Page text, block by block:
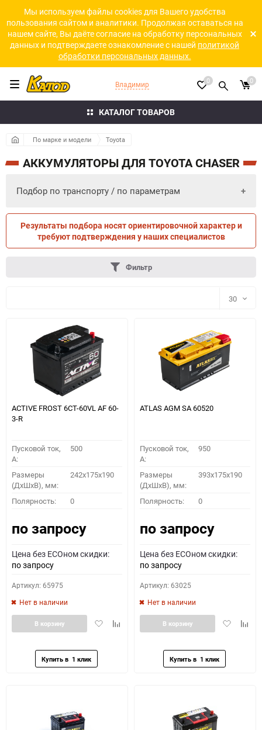
Мы используем файлы cookies для Вашего удобства
пользования сайтом и аналитики. Продолжая оставаться на
нашем сайте, Вы даёте согласие на обработку персональных
данных и подтверждаете ознакомление с нашей политикой
обработки персональных данных.
КАТАЛОГ ТОВАРОВ
Владимир 0 0
По марке и модели Toyota
АККУМУЛЯТОРЫ ДЛЯ TOYOTA CHASER
Подбор по транспорту / по параметрам
ПО ТРАНСПОРТУ ПО ПАРАМЕТРАМ
ПОДОБРАТЬ
Как определить полярность?
0 - обратная 1 - прямая 3 - обратная 4 - прямая
Результаты подбора носят ориентировочной характер и
требуют подтверждения у наших специалистов
Фильтр
30
30
60
ACTIVE FROST 6СТ-60VL АF 60-
3-R
Пусковой ток,
A:
500
Размеры
(ДхШхВ), мм:
242x175x190
Полярность: 0
по запросу
Цена без ECOном скидки:
по запросу
Артикул: 65975
Нет в наличии
ДобавитьДобавить
В корзину
ATLAS AGM SA 60520
Пусковой ток,
A:
950
Размеры
(ДхШхВ), мм:
393x175x190
Полярность: 0
по запросу
Цена без ECOном скидки:
по запросу
Артикул: 63025
Нет в наличии
Добавить
В корзину